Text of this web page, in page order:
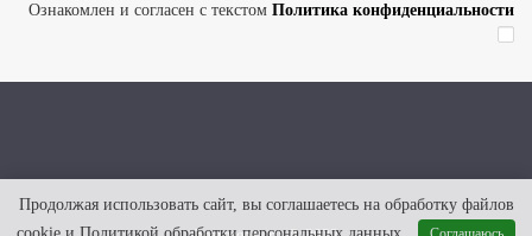
Ознакомлен и согласен с текстом Политика конфиденциальности
Продолжая использовать сайт, вы соглашаетесь на обработку файлов